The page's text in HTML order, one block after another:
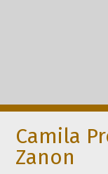
Camila
Zanon